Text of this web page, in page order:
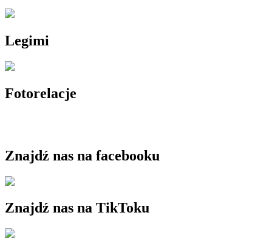
Legimi
Fotorelacje
Znajdź nas na facebooku
Znajdź nas na TikToku